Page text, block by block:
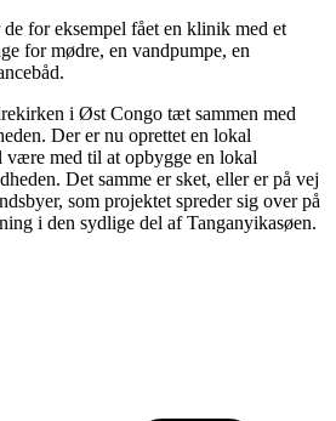
for eksempel fået en klinik med et
for mødre, en vandpumpe, en
i Øst Congo tæt sammen med
Der er nu oprettet en lokal
være med til at opbygge en lokal
Det samme er sket, eller er på vej
som projektet spreder sig over på
i den sydlige del af Tanganyikasøen.